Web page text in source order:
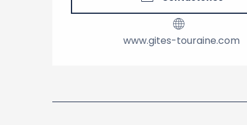
www.gites-touraine.com